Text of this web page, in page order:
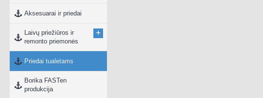
Aksesuarai ir priedai
Laivų priežiūros ir
remonto priemonės
+
Priedai tualetams
Borika FASTen
produkcija